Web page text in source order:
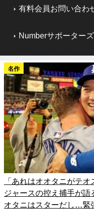
有料会員お問い合わ
Numberサポーター
名作
「あれはオオタニがテ
ジャースの控え捕手が語
オタニはスターだし…緊